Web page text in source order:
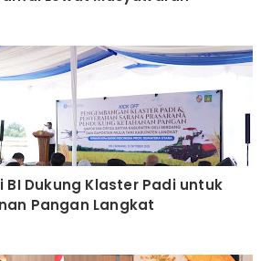
Dukung Klaster Padi untuk
Pangan Langkat